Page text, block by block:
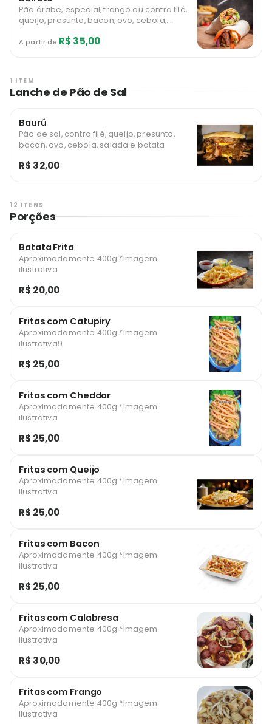
Pão árabe, especial, frango ou contra filé,
queijo, presunto, bacon, ovo, cebola,
ilustrativa
A partir de R$ 35,00
1 ITEM
Lanche de Pão de Sal
Baurú
Pão de sal, contra filé, queijo, presunto,
bacon, ovo, cebola, salada e batata
R$ 32,00
12 ITENS
Porções
Batata Frita
Aproximadamente 400g *Imagem
ilustrativa
R$ 20,00
Fritas com Catupiry
Aproximadamente 400g *Imagem
ilustrativa9
R$ 25,00
Fritas com Cheddar
Aproximadamente 400g *Imagem
ilustrativa
R$ 25,00
Fritas com Queijo
Aproximadamente 400g *Imagem
ilustrativa
R$ 25,00
Fritas com Bacon
Aproximadamente 400g *Imagem
ilustrativa
R$ 25,00
Fritas com Calabresa
Aproximadamente 400g *Imagem
ilustrativa
R$ 30,00
Fritas com Frango
Aproximadamente 400g *Imagem
ilustrativa